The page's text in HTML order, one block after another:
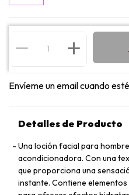
Envíeme un email cuando
Detalles de Producto
Una loción facial para
acondicionadora. Con una
que proporciona una
instante. Contiene